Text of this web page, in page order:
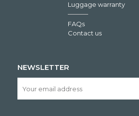
Luggage warranty
FAQs
Contact us
NEWSLETTER